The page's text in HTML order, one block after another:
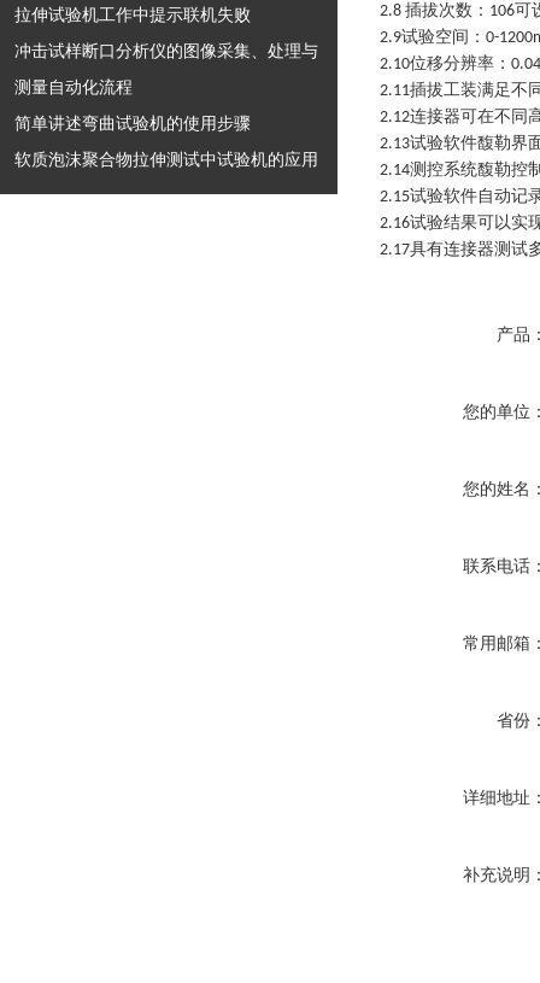
拉伸试验机工作中提示联机失败
冲击试样断口分析仪的图像采集、处理与
测量自动化流程
简单讲述弯曲试验机的使用步骤
软质泡沫聚合物拉伸测试中试验机的应用
2.8 插拔次数： 106可
2.9试验空间： 0-
2.10位移分辨率：
2.11插拔工装满足不
2.12连接器可在不同
2.13试验软件馥勒界
2.14测控系统馥勒控
2.15试验软件自动记
2.16试验结果可以实
2.17具有连接器测试
产品
您的单位
您的姓名
联系电话
常用邮箱
省份
详细地址
补充说明